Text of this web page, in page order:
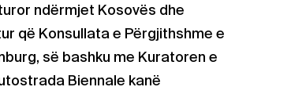
ndërmjet Kosovës dhe
që Konsullata e Përgjithshme e
së bashku me Kuratoren e
Biennale kanë